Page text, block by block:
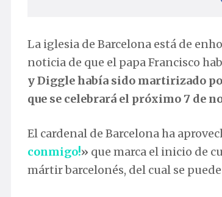
La iglesia de Barcelona está de
noticia de que el papa Francisco
y Digglehabía sido martirizado
que se celebrará el próximo 7 de
El cardenal de Barcelona ha
conmigo!» que marca el inicio de
mártir barcelonés, del cual se